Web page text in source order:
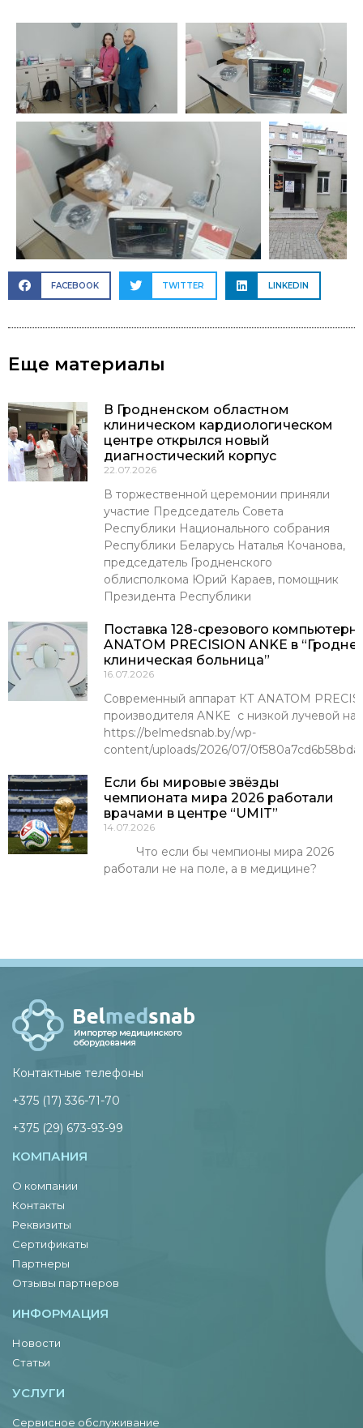
FACEBOOK TWITTER LINKEDIN
Еще материалы
В Гродненском областном
клиническом кардиологическом
центре открылся новый
диагностический корпус
22.07.2026
В торжественной церемонии приняли
участие Председатель Совета
Республики Национального собрания
Республики Беларусь Наталья Кочанова,
председатель Гродненского
облисполкома Юрий Караев, помощник
Президента Республики
Поставка 128-срезового
ANATOM PRECISION ANKE в
клиническая больница”
16.07.2026
Современный аппарат КТ ANATOM
производителя ANKE с низкой лучевой
https://belmedsnab.by/wp-
content/uploads/2026/07/
Если бы мировые звёзды
чемпионата мира 2026 работали
врачами в центре “UMIT”
14.07.2026
Что если бы чемпионы мира 2026
работали не на поле, а в медицине?
Контактные телефоны
+375 (17) 336-71-70
+375 (29) 673-93-99
КОМПАНИЯ
О компании
Контакты
Реквизиты
Сертификаты
Партнеры
Отзывы партнеров
ИНФОРМАЦИЯ
Новости
Статьи
УСЛУГИ
Сервисное обслуживание